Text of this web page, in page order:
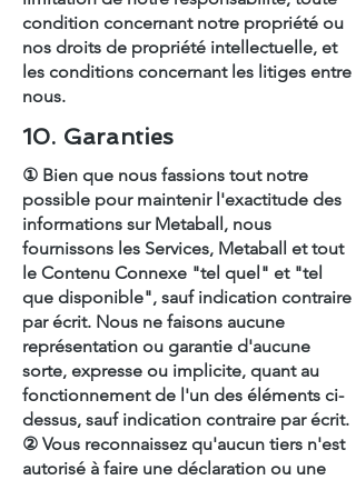
condition concernant notre propriété ou
nos droits de propriété intellectuelle, et
les conditions concernant les litiges entre
nous.
10. Garanties
① Bien que nous fassions tout notre
possible pour maintenir l'exactitude des
informations sur Metaball, nous
fournissons les Services, Metaball et tout
le Contenu Connexe "tel quel" et "tel
que disponible", sauf indication contraire
par écrit. Nous ne faisons aucune
représentation ou garantie d'aucune
sorte, expresse ou implicite, quant au
fonctionnement de l'un des éléments ci-
dessus, sauf indication contraire par écrit.
② Vous reconnaissez qu'aucun tiers n'est
autorisé à faire une déclaration ou une